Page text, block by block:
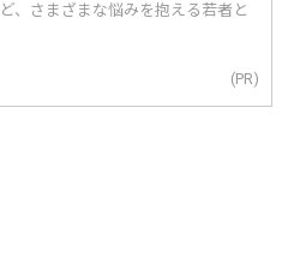
、さまざまな悩みを抱える若者と
(PR)